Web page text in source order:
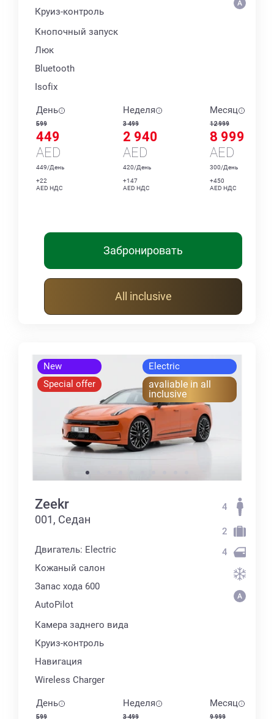
Круиз-контроль
Кнопочный запуск
Люк
Bluetooth
Isofix
День
599
449
AED
449/День
+22
AED НДС
Неделя
3 499
2 940
AED
420/День
+147
AED НДС
Месяц
12 999
8 999
AED
300/День
+450
AED НДС
Забронировать
All inclusive
New
Special offer
Electric
avaliable in all
inclusive
Zeekr
001, Седан
Двигатель: Electric
Кожаный салон
Запас хода 600
AutoPilot
Камера заднего вида
Круиз-контроль
Навигация
Wireless Charger
4
2
4
День
599
Неделя
3 499
Месяц
9 999